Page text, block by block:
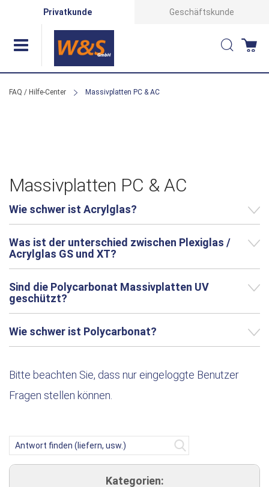
Privatkunde Geschäftskunde
Suche
FAQ / Hilfe-Center Massivplatten PC & AC
Massivplatten PC & AC
Wie schwer ist Acrylglas?
Was ist der unterschied zwischen Plexiglas /
Acrylglas GS und XT?
Sind die Polycarbonat Massivplatten UV
geschützt?
Wie schwer ist Polycarbonat?
Bitte beachten Sie, dass nur eingeloggte Benutzer
Fragen stellen können.
Kategorien: